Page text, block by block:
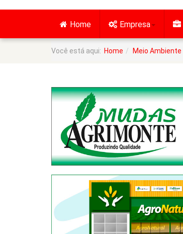
Home Empresa
Você está aqui: Home Meio Ambiente